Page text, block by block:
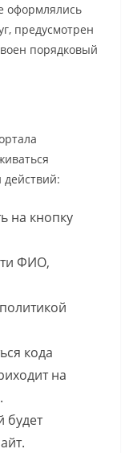
оформлялись
предусмотрен
порядковый
действий:
на кнопку
ФИО,
кода
на
будет